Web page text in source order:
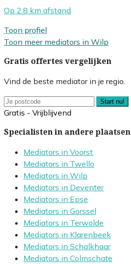
Op 2.8 km afstand
Toon profiel
Toon meer mediators in Wilp
Gratis offertes vergelijken
Vind de beste mediator in je regio.
Start nu!
Gratis - Vrijblijvend
Specialisten in andere plaatsen
Mediators in Voorst
Mediators in Twello
Mediators in Wilp
Mediators in Deventer
Mediators in Epse
Mediators in Gorssel
Mediators in Terwolde
Mediators in Klarenbeek
Mediators in Schalkhaar
Mediators in Colmschate